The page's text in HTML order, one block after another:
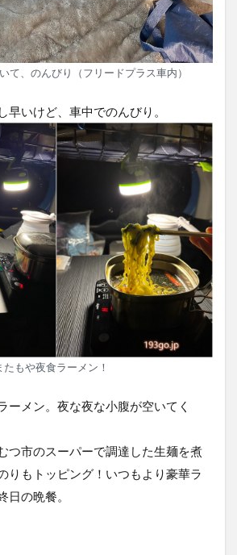
て、のんびり（フリードプラス車内）
早いけど、車中でのんびり。
たもや夜食ラーメン！
ーメン。夜な夜な小腹が空いてく
つ市のスーパーで調達した生麺を煮
りもトッピング！いつもより豪華ラ
日の晩餐。